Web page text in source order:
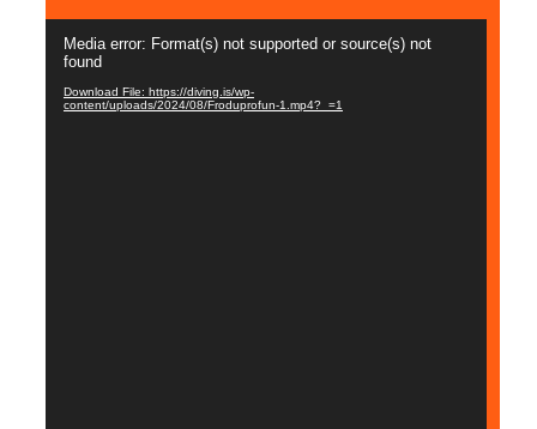
Media error: Format(s) not supported or source(s) not
found
Download File: https://diving.is/wp-
content/uploads/2024/08/Froduprofun-1.mp4?_=1